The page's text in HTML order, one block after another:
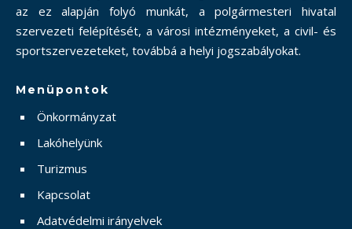
az ez alapján folyó munkát, a polgármesteri hivatal
szervezeti felépítését, a városi intézményeket, a civil- és
sportszervezeteket, továbbá a helyi jogszabályokat.
Menüpontok
Önkormányzat
Lakóhelyünk
Turizmus
Kapcsolat
Adatvédelmi irányelvek